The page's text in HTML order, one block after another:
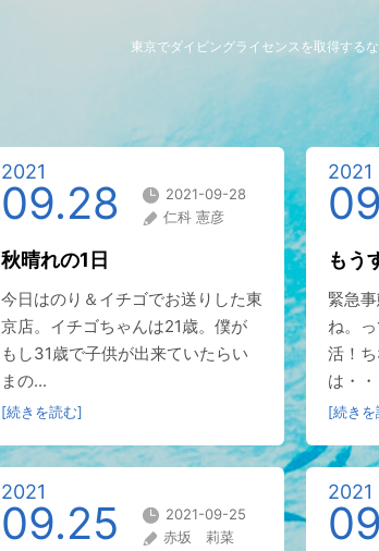
東京でダイビングライセンスを取得する
2021
09.28
2021-09-28
仁科 憲彦
秋晴れの1日
今日はのり＆イチゴでお送りした東
京店。イチゴちゃんは21歳。僕が
もし31歳で子供が出来ていたらい
まの...
[続きを読む]
2021
もう
緊急
ね。
活！
は・
[続き
2021
09.25
2021-09-25
赤坂 莉菜
2021